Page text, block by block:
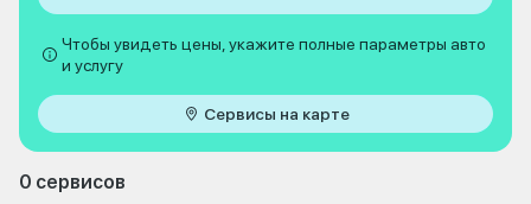
Чтобы увидеть цены, укажите полные параметры авто
и услугу
Сервисы на карте
0 сервисов